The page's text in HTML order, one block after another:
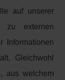
auf unserer
zu externen
Informationen
Gleichwohl
aus welchem